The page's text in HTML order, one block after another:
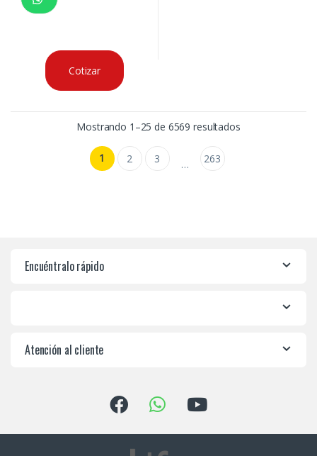
Cotizar
Mostrando 1–25 de 6569 resultados
1 2 3 … 263
Encuéntralo rápido
Atención al cliente